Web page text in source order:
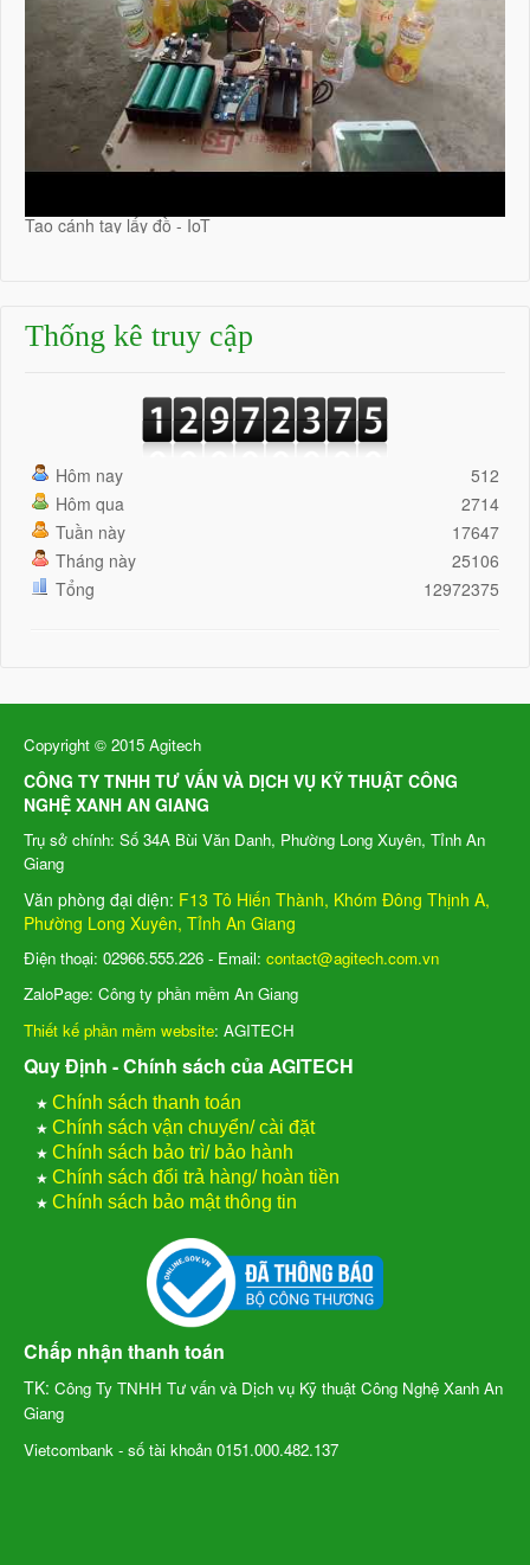
Tạo cánh tay lấy đồ - IoT
Thống kê truy cập
Hôm nay
Hôm qua
Tuần này
Tháng này
Tổng
512
2714
17647
25106
12972375
Copyright © 2015 Agitech
CÔNG TY TNHH TƯ VẤN VÀ DỊCH VỤ KỸ THUẬT CÔNG
NGHỆ XANH AN GIANG
Trụ sở chính: Số 34A Bùi Văn Danh, Phường Long Xuyên, Tỉnh An
Giang
Văn phòng đại diện: F13 Tô Hiến Thành, Khóm Đông Thịnh A,
Phường Long Xuyên, Tỉnh An Giang
Điện thoại: 02966.555.226 - Email: contact@agitech.com.vn
ZaloPage: Công ty phần mềm An Giang
Thiết kế phần mềm website: AGITECH
Quy Định - Chính sách của AGITECH
★ Chính sách thanh toán
★ Chính sách vận chuyển/ cài đặt
★ Chính sách bảo trì/ bảo hành
★ Chính sách đổi trả hàng/ hoàn tiền
★ Chính sách bảo mật thông tin
Chấp nhận thanh toán
TK: Công Ty TNHH Tư vấn và Dịch vụ Kỹ thuật Công Nghệ Xanh An
Giang
Vietcombank - số tài khoản 0151.000.482.137